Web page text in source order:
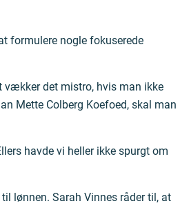
formulere nogle fokuserede
vækker det mistro, hvis man ikke
Mette Colberg Koefoed, skal man
havde vi heller ikke spurgt om
lønnen. Sarah Vinnes råder til, at